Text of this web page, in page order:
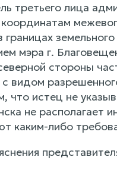
третьего лица
координатам
границах
мэра г.
стороны
видом
что истец не
не располагает
каким-либо